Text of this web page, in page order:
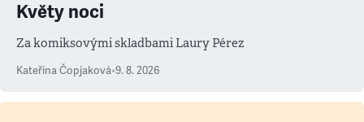
Květy noci
Za komiksovými skladbami Laury Pérez
Kateřina Čopjaková•9. 8. 2026